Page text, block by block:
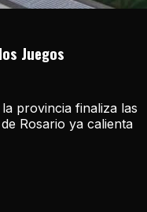
Juegos
provincia finaliza las
Rosario ya calienta